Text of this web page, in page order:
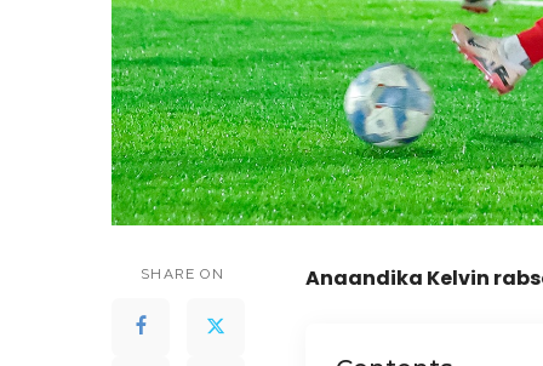
SHARE ON Anaandika Kelvin